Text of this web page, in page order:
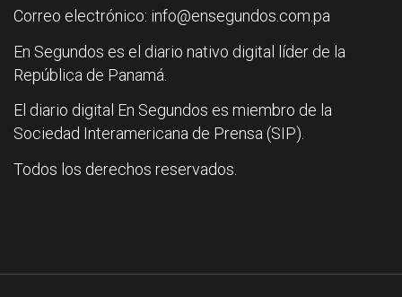
Correo electrónico: info@ensegundos.com.pa
En Segundos es el diario nativo digital líder de la
República de Panamá.
El diario digital En Segundos es miembro de la
Sociedad Interamericana de Prensa (SIP).
Todos los derechos reservados.